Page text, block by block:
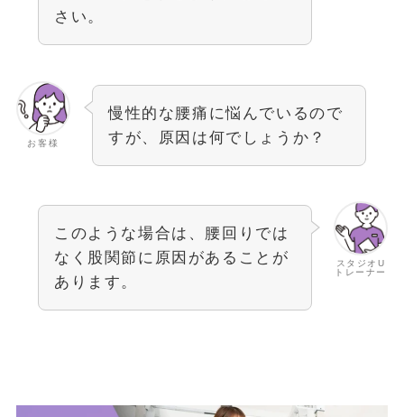
さい。
お客様
慢性的な腰痛に悩んでいるので
すが、原因は何でしょうか？
スタジオU
トレーナー
このような場合は、腰回りでは
なく股関節に原因があることが
あります。